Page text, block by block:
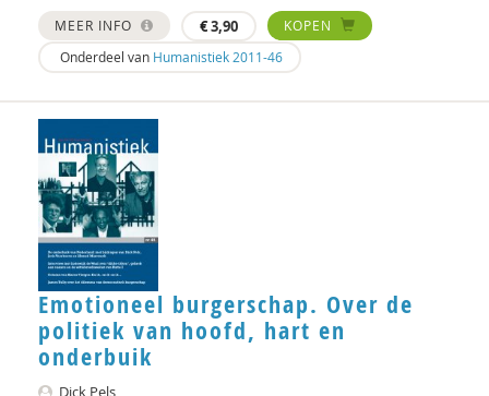
Hartger Wassink
Jaap Wijkstra
Alke Wisselink
Joanna Wojtkowiak
MEER INFO €3,90
KOPEN
Onderdeel van Humanistiek 2011-46
Emotioneel burgerschap. Over de
politiek van hoofd, hart en
onderbuik
Dick Pels